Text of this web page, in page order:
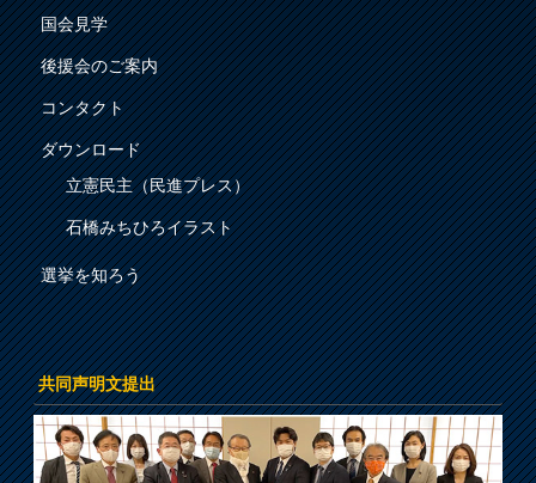
国会見学
後援会のご案内
コンタクト
ダウンロード
立憲民主（民進プレス）
石橋みちひろイラスト
選挙を知ろう
共同声明文提出